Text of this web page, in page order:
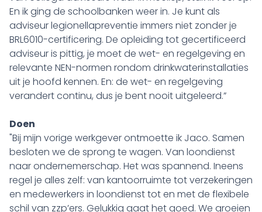
En ik ging de schoolbanken weer in. Je kunt als
adviseur legionellapreventie immers niet zonder je
BRL6010-certificering. De opleiding tot gecertificeerd
adviseur is pittig, je moet de wet- en regelgeving en
relevante NEN-normen rondom drinkwaterinstallaties
uit je hoofd kennen. En: de wet- en regelgeving
verandert continu, dus je bent nooit uitgeleerd.”
Doen
"Bij mijn vorige werkgever ontmoette ik Jaco. Samen
besloten we de sprong te wagen. Van loondienst
naar ondernemerschap. Het was spannend. Ineens
regel je alles zelf: van kantoorruimte tot verzekeringen
en medewerkers in loondienst tot en met de flexibele
schil van zzp’ers. Gelukkig gaat het goed. We groeien